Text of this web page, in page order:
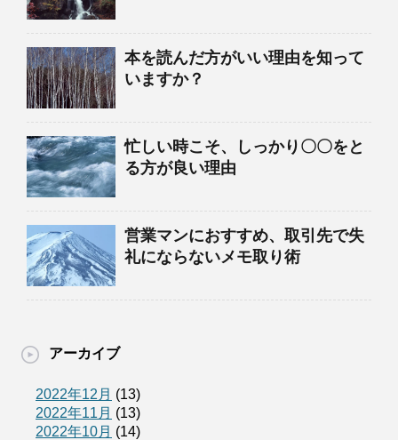
本を読んだ方がいい理由を知って
いますか？
忙しい時こそ、しっかり〇〇をと
る方が良い理由
営業マンにおすすめ、取引先で失
礼にならないメモ取り術
アーカイブ
2022年12月 (13)
2022年11月 (13)
2022年10月 (14)